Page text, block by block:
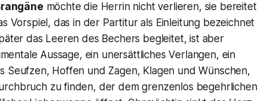
möchte die Herrin nicht verlieren, sie bereitet
Vorspiel, das in der Partitur als Einleitung bezeichnet
das Leeren des Bechers begleitet, ist aber
Aussage, ein unersättliches Verlangen, ein
Seufzen, Hoffen und Zagen, Klagen und Wünschen,
zu finden, der dem grenzenlos begehrlichen